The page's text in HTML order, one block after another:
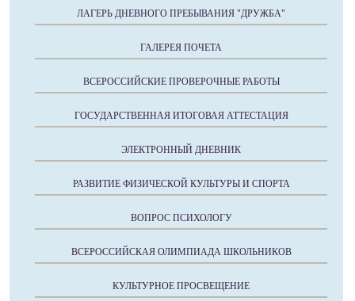
ЛАГЕРЬ ДНЕВНОГО ПРЕБЫВАНИЯ "ДРУЖБА"
ГАЛЕРЕЯ ПОЧЕТА
ВСЕРОССИЙСКИЕ ПРОВЕРОЧНЫЕ РАБОТЫ
ГОСУДАРСТВЕННАЯ ИТОГОВАЯ АТТЕСТАЦИЯ
ЭЛЕКТРОННЫЙ ДНЕВНИК
РАЗВИТИЕ ФИЗИЧЕСКОЙ КУЛЬТУРЫ И СПОРТА
ВОПРОС ПСИХОЛОГУ
ВСЕРОССИЙСКАЯ ОЛИМПИАДА ШКОЛЬНИКОВ
КУЛЬТУРНОЕ ПРОСВЕЩЕНИЕ